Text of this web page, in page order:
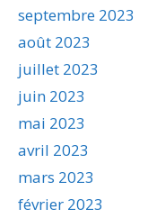
septembre 2023
août 2023
juillet 2023
juin 2023
mai 2023
avril 2023
mars 2023
février 2023